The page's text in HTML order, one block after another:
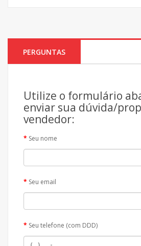
PERGUNTAS
Utilize o formulário
enviar sua dúvida/
vendedor:
Seu nome
Seu email
Seu telefone (com DDD)